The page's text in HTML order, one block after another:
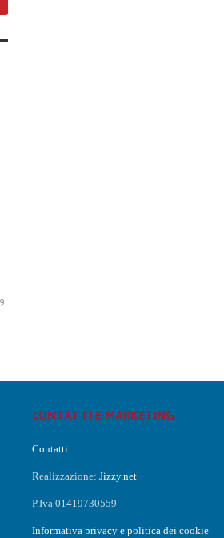
CONTATTI E MARKETING
Contatti
Realizzazione: Jizzy.net
P.Iva 01419730559
Informativa privacy e politica dei cookie